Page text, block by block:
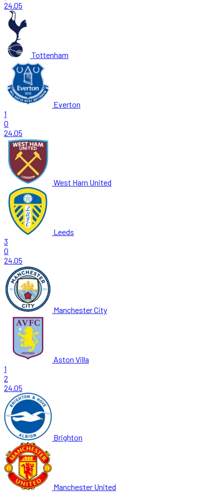
24.05
Tottenham
Everton
1
0
24.05
West Ham United
Leeds
3
0
24.05
Manchester City
Aston Villa
1
2
24.05
Brighton
Manchester United